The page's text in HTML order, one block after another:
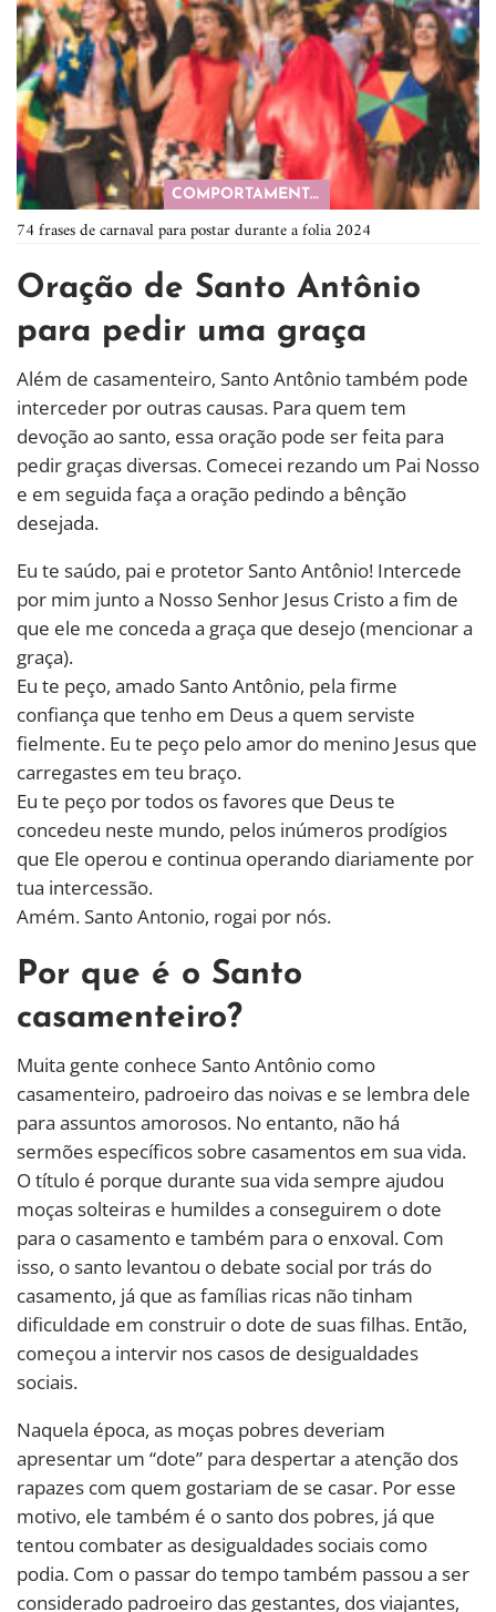
COMPORTAMENTO
74 frases de carnaval para postar durante a folia 2024
Oração de Santo Antônio
para pedir uma graça
Além de casamenteiro, Santo Antônio também pode
interceder por outras causas. Para quem tem
devoção ao santo, essa oração pode ser feita para
pedir graças diversas. Comecei rezando um Pai Nosso
e em seguida faça a oração pedindo a bênção
desejada.
Eu te saúdo, pai e protetor Santo Antônio! Intercede
por mim junto a Nosso Senhor Jesus Cristo a fim de
que ele me conceda a graça que desejo (mencionar a
graça).
Eu te peço, amado Santo Antônio, pela firme
confiança que tenho em Deus a quem serviste
fielmente. Eu te peço pelo amor do menino Jesus que
carregastes em teu braço.
Eu te peço por todos os favores que Deus te
concedeu neste mundo, pelos inúmeros prodígios
que Ele operou e continua operando diariamente por
tua intercessão.
Amém. Santo Antonio, rogai por nós.
Por que é o Santo
casamenteiro?
Muita gente conhece Santo Antônio como
casamenteiro, padroeiro das noivas e se lembra dele
para assuntos amorosos. No entanto, não há
sermões específicos sobre casamentos em sua vida.
O título é porque durante sua vida sempre ajudou
moças solteiras e humildes a conseguirem o dote
para o casamento e também para o enxoval. Com
isso, o santo levantou o debate social por trás do
casamento, já que as famílias ricas não tinham
dificuldade em construir o dote de suas filhas. Então,
começou a intervir nos casos de desigualdades
sociais.
Naquela época, as moças pobres deveriam
apresentar um “dote” para despertar a atenção dos
rapazes com quem gostariam de se casar. Por esse
motivo, ele também é o santo dos pobres, já que
tentou combater as desigualdades sociais como
podia. Com o passar do tempo também passou a ser
considerado padroeiro das gestantes, dos viajantes,